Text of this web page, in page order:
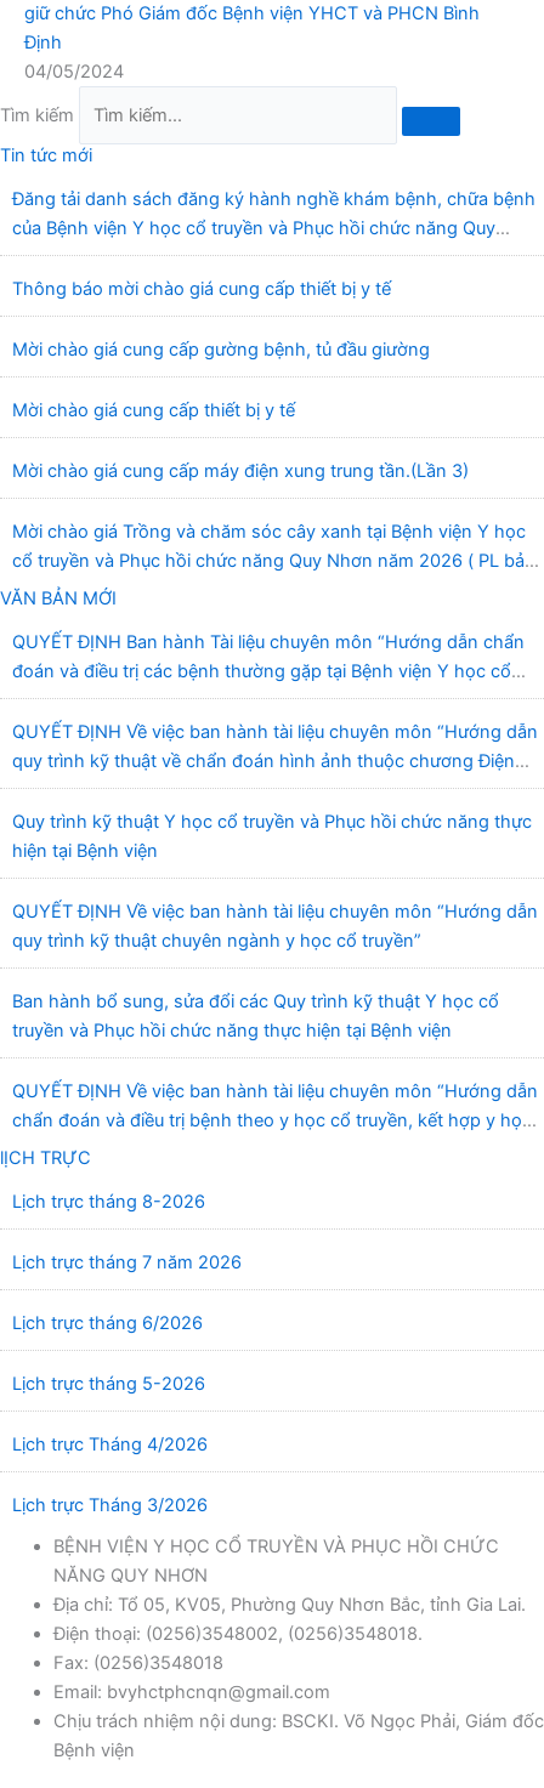
giữ chức Phó Giám đốc Bệnh viện YHCT và PHCN Bình
Định
04/05/2024
Tìm kiếm
Tin tức mới
Đăng tải danh sách đăng ký hành nghề khám bệnh, chữa bệnh
của Bệnh viện Y học cổ truyền và Phục hồi chức năng Quy
Nhơn (22/6/2026)
Thông báo mời chào giá cung cấp thiết bị y tế
Mời chào giá cung cấp gường bệnh, tủ đầu giường
Mời chào giá cung cấp thiết bị y tế
Mời chào giá cung cấp máy điện xung trung tần.(Lần 3)
Mời chào giá Trồng và chăm sóc cây xanh tại Bệnh viện Y học
cổ truyền và Phục hồi chức năng Quy Nhơn năm 2026 ( PL bản
Danh mục hàng hóa, mẫu báo giá kèm theo)
VĂN BẢN MỚI
QUYẾT ĐỊNH Ban hành Tài liệu chuyên môn “Hướng dẫn chẩn
đoán và điều trị các bệnh thường gặp tại Bệnh viện Y học cổ
truyền và Phục hồi chức năng Quy Nhơn”
QUYẾT ĐỊNH Về việc ban hành tài liệu chuyên môn “Hướng dẫn
quy trình kỹ thuật về chẩn đoán hình ảnh thuộc chương Điện
quang”
Quy trình kỹ thuật Y học cổ truyền và Phục hồi chức năng thực
hiện tại Bệnh viện
QUYẾT ĐỊNH Về việc ban hành tài liệu chuyên môn “Hướng dẫn
quy trình kỹ thuật chuyên ngành y học cổ truyền”
Ban hành bổ sung, sửa đổi các Quy trình kỹ thuật Y học cổ
truyền và Phục hồi chức năng thực hiện tại Bệnh viện
QUYẾT ĐỊNH Về việc ban hành tài liệu chuyên môn “Hướng dẫn
chẩn đoán và điều trị bệnh theo y học cổ truyền, kết hợp y học
cổ truyền với y học hiện đại”
lỊCH TRỰC
Lịch trực tháng 8-2026
Lịch trực tháng 7 năm 2026
Lịch trực tháng 6/2026
Lịch trực tháng 5-2026
Lịch trực Tháng 4/2026
Lịch trực Tháng 3/2026
BỆNH VIỆN Y HỌC CỔ TRUYỀN VÀ PHỤC HỒI CHỨC
NĂNG QUY NHƠN
Địa chỉ: Tổ 05, KV05, Phường Quy Nhơn Bắc, tỉnh Gia Lai.
Điện thoại: (0256)3548002, (0256)3548018.
Fax: (0256)3548018
Email: bvyhctphcnqn@gmail.com
Chịu trách nhiệm nội dung: BSCKI. Võ Ngọc Phải, Giám đốc
Bệnh viện